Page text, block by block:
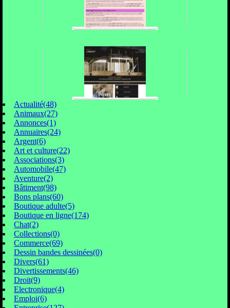
Actualité(48)
Animaux(27)
Annonces(1)
Annuaires(24)
Argent(6)
Art et culture(22)
Associations(3)
Automobile(47)
Aventure(2)
Bâtiment(98)
Bons plans(60)
Boutique adulte(5)
Boutique en ligne(174)
Chat(2)
Collections(0)
Commerce(69)
Dessin bandes dessinées(0)
Divers(61)
Divertissements(46)
Droit(9)
Electronique(4)
Emploi(6)